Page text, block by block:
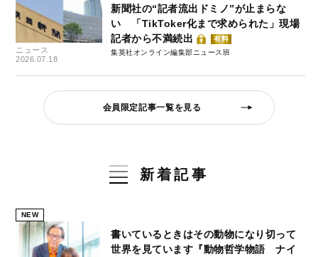
ニュース
2026.07.18
新聞社の“記者流出ドミノ”が止まらな
い 「TikToker化まで求められた」現場
記者から不満続出
有料
集英社オンライン編集部ニュース班
会員限定記事一覧を見る
新着記事
NEW
書いているときはその動物になり切って
世界を見ています『動物哲学物語 ナイ